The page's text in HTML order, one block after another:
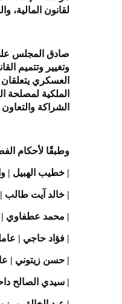
لقانون المالية،
صادق المجلس على
وتغيير وتتميم
العسكري
الشراكة
وطبقًا لأحكام الفصل 49 من الدستور، تفضل الملك بإجراء مجموعة من
| خطيب الهبيل |
| خالد آيت
| محمد عطفاوي |
| فؤاد حاجي |
| حسن زيتوني |
| سيدي الصالح